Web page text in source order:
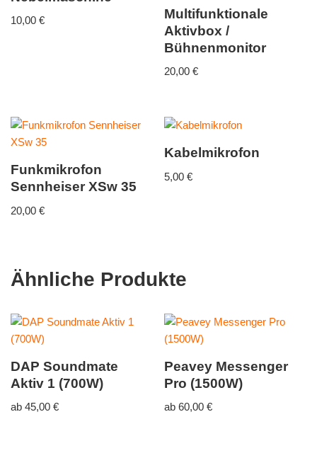
10,00 €
Multifunktionale
Aktivbox /
Bühnenmonitor
20,00€
Funkmikrofon
Sennheiser XSw 35
20,00 €
Kabelmikrofon
5,00€
Ähnliche Produkte
DAP Soundmate
Aktiv 1 (700W)
ab 45,00 €
Peavey Messenger
Pro (1500W)
ab60,00€